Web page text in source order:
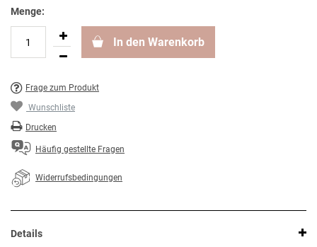
Menge:
In den Warenkorb
Frage zum Produkt
Wunschliste
Drucken
Häufig gestellte Fragen
Widerrufsbedingungen
Details